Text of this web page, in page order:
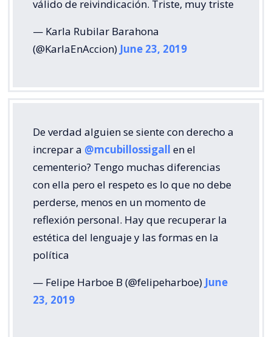
válido de reivindicación. Triste, muy triste
— Karla Rubilar Barahona
(@KarlaEnAccion) June 23, 2019
De verdad alguien se siente con derecho a
increpar a @mcubillossigall en el
cementerio? Tengo muchas diferencias
con ella pero el respeto es lo que no debe
perderse, menos en un momento de
reflexión personal. Hay que recuperar la
estética del lenguaje y las formas en la
política
— Felipe Harboe B (@felipeharboe) June
23, 2019